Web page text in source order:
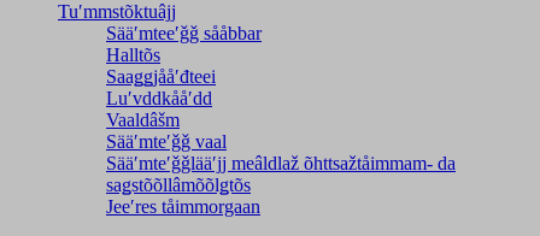
Tuʹmmstõktuâjj
Sääʹmteeʹǧǧ sååbbar
Halltõs
Saaǥǥjååʹđteei
Luʹvddkååʹdd
Vaaldâšm
Sääʹmteʹǧǧ vaal
Sääʹmteʹǧǧlääʹjj meâldlaž õhttsažtåimmam- da
saǥstõõllâmõõlǥtõs
Jeeʹres tåimmorgaan